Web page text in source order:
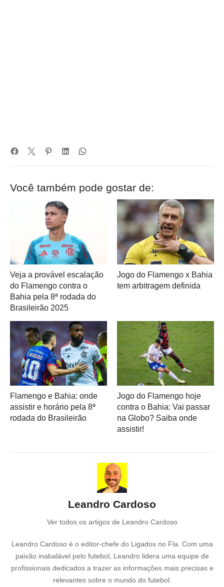
Você também pode gostar de:
Veja a provável escalação
do Flamengo contra o
Bahia pela 8ª rodada do
Brasileirão 2025
Jogo do Flamengo x Bahia
tem arbitragem definida
Flamengo e Bahia: onde
assistir e horário pela 8ª
rodada do Brasileirão
Jogo do Flamengo hoje
contra o Bahia: Vai passar
na Globo? Saiba onde
assistir!
Leandro Cardoso
Ver todos os artigos de Leandro Cardoso
Leandro Cardoso é o editor-chefe do Ligados no Fla. Com uma
paixão inabalável pelo futebol, Leandro lidera uma equipe de
profissionais dedicados a trazer as informações mais precisas e
relevantes sobre o mundo do futebol.